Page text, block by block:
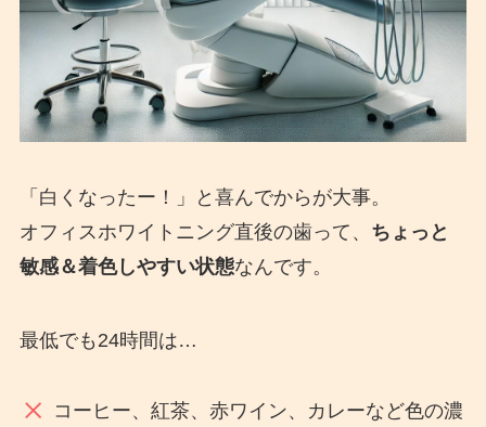
「白くなったー！」と喜んでからが大事。
オフィスホワイトニング直後の歯って、 ちょっと
敏感＆着色しやすい状態なんです。
最低でも24時間は…
コーヒー、紅茶、赤ワイン、カレーなど色の濃